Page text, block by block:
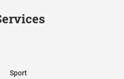
Sport